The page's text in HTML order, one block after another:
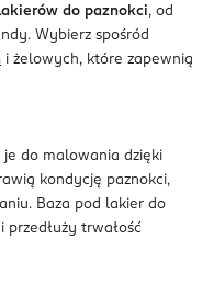
do paznokci, od
Wybierz spośród
i żelowych, które zapewnią
je do malowania dzięki
kondycję paznokci,
Baza pod lakier do
trwałość